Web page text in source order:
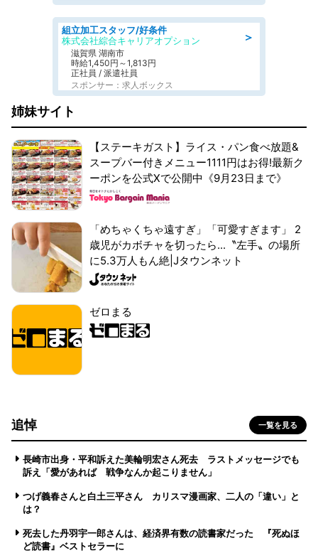
＞
組立加工スタッフ/好条件
株式会社綜合キャリアオプション
滋賀県 湖南市
時給1,450円～1,813円
正社員 / 派遣社員
スポンサー：求人ボックス
姉妹サイト
【ステーキガスト】ライス・パン食べ放題&
スープバー付きメニュー1111円はお得!最新ク
ーポンを公式Xで公開中《9月23日まで》
「めちゃくちゃ遠すぎ」「可愛すぎます」 2
歳児がカボチャを切ったら...〝左手〟の場所
に5.3万人もん絶|Jタウンネット
ゼロまる
追悼 一覧を見る
長崎市出身・平和訴えた美輪明宏さん死去 ラストメッセージでも
訴え「愛があれば 戦争なんか起こりません」
つげ義春さんと白土三平さん カリスマ漫画家、二人の「違い」と
は？
死去した丹羽宇一郎さんは、経済界有数の読書家だった 『死ぬほ
ど読書』ベストセラーに